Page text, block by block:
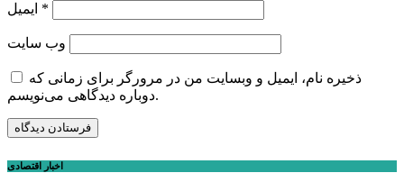
*
وب‌ سایت
ذخیره نام، ایمیل و وبسایت من در مرورگر برای زمانی که
دوباره دیدگاهی می‌نویسم.
اخبار اقتصادی